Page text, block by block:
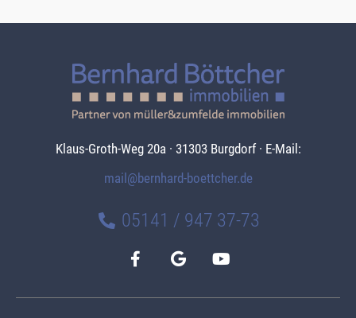
Klaus-Groth-Weg 20a · 31303 Burgdorf · E-Mail:
mail@bernhard-boettcher.de
05141 / 947 37-73